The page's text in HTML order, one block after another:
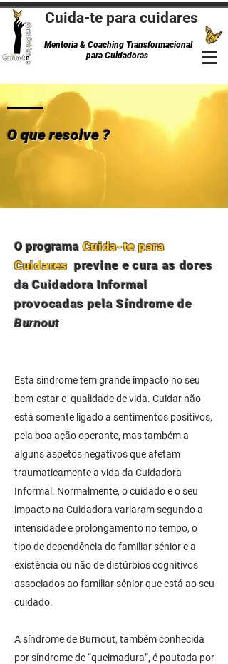
Cuida-te para cuidares
Mentoria & Coaching Transformacional
para Cuidadoras
O que resolve ?
O programa Cuida-te para
Cuidares previne e cura as dores
da Cuidadora Informal
provocadas pela Síndrome de
Burnout
Esta síndrome tem grande impacto no seu
bem-estar e qualidade de vida. Cuidar não
está somente ligado a sentimentos positivos,
pela boa ação operante, mas também a
alguns aspetos negativos que afetam
traumaticamente a vida da Cuidadora
Informal. Normalmente, o cuidado e o seu
impacto na Cuidadora variaram segundo a
intensidade e prolongamento no tempo, o
tipo de dependência do familiar sénior e a
existência ou não de distúrbios cognitivos
associados ao familiar sénior que está ao seu
cuidado.
A síndrome de Burnout, também conhecida
por síndrome de “queimadura”, é pautada por